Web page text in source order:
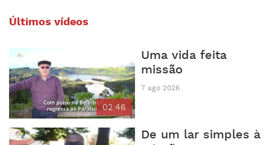
Últimos vídeos
02:46
Uma vida feita
missão
7 ago 2026
De um lar simples à